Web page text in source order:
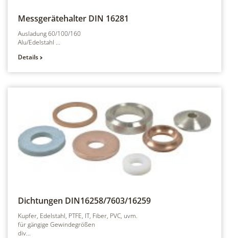
Messgerätehalter DIN 16281
Ausladung 60/100/160
Alu/Edelstahl ...
Details
Dichtungen DIN16258/7603/16259
Kupfer, Edelstahl, PTFE, IT, Fiber, PVC, uvm.
für gängige Gewindegrößen
div...